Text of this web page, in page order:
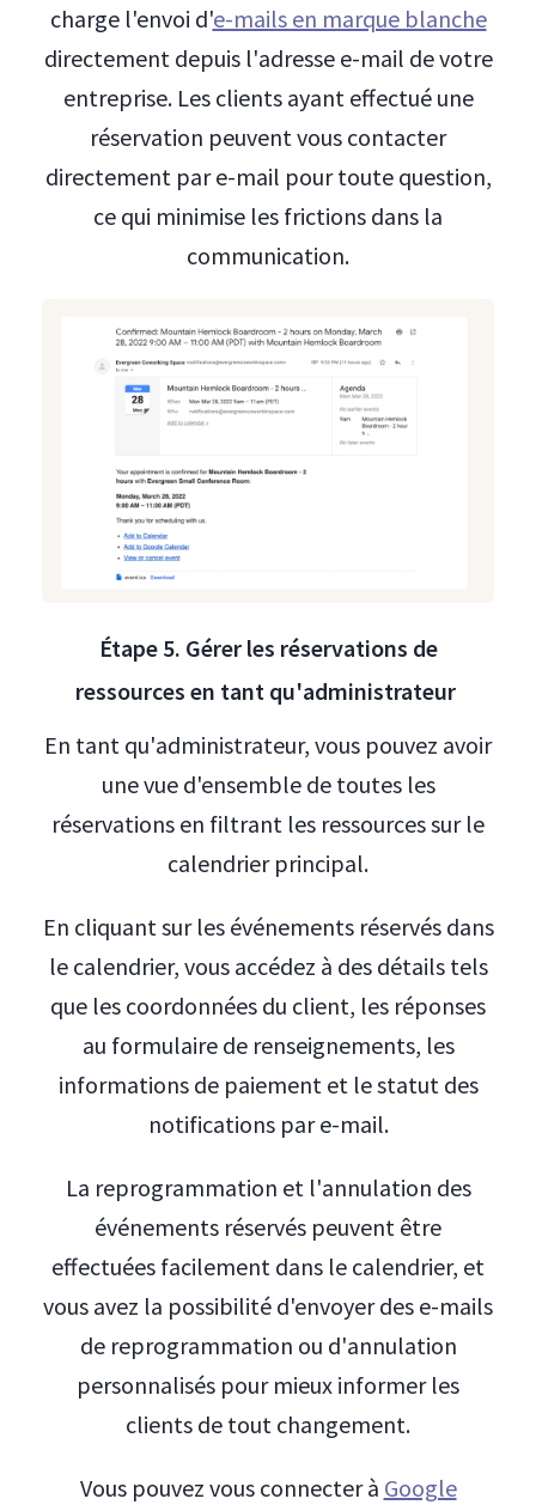
charge l'envoi d'e-mails en marque blanche
directement depuis l'adresse e-mail de votre
entreprise. Les clients ayant effectué une
réservation peuvent vous contacter
directement par e-mail pour toute question,
ce qui minimise les frictions dans la
communication.
Étape 5. Gérer les réservations de
ressources en tant qu'administrateur
En tant qu'administrateur, vous pouvez avoir
une vue d'ensemble de toutes les
réservations en filtrant les ressources sur le
calendrier principal.
En cliquant sur les événements réservés dans
le calendrier, vous accédez à des détails tels
que les coordonnées du client, les réponses
au formulaire de renseignements, les
informations de paiement et le statut des
notifications par e-mail.
La reprogrammation et l'annulation des
événements réservés peuvent être
effectuées facilement dans le calendrier, et
vous avez la possibilité d'envoyer des e-mails
de reprogrammation ou d'annulation
personnalisés pour mieux informer les
clients de tout changement.
Vous pouvez vous connecter à Google